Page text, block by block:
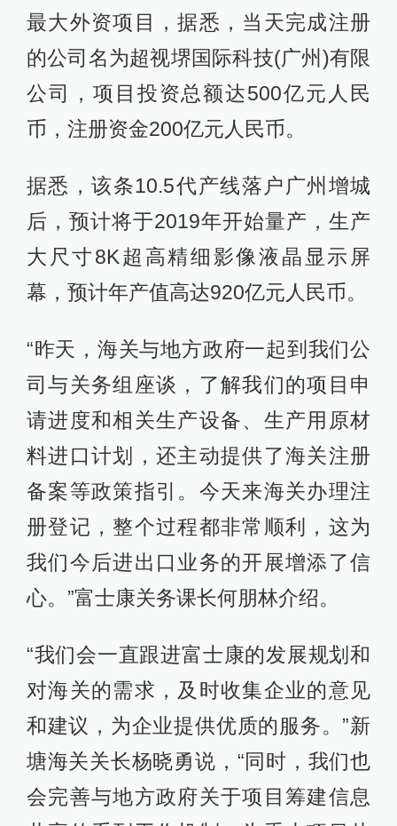
最大外资项目，据悉，当天完成注册
的公司名为超视堺国际科技(广州)有限
公司，项目投资总额达500亿元人民
币，注册资金200亿元人民币。
据悉，该条10.5代产线落户广州增城
后，预计将于2019年开始量产，生产
大尺寸8K超高精细影像液晶显示屏
幕，预计年产值高达920亿元人民币。
“昨天，海关与地方政府一起到我们公
司与关务组座谈，了解我们的项目申
请进度和相关生产设备、生产用原材
料进口计划，还主动提供了海关注册
备案等政策指引。今天来海关办理注
册登记，整个过程都非常顺利，这为
我们今后进出口业务的开展增添了信
心。”富士康关务课长何朋林介绍。
“我们会一直跟进富士康的发展规划和
对海关的需求，及时收集企业的意见
和建议，为企业提供优质的服务。”新
塘海关关长杨晓勇说，“同时，我们也
会完善与地方政府关于项目筹建信息